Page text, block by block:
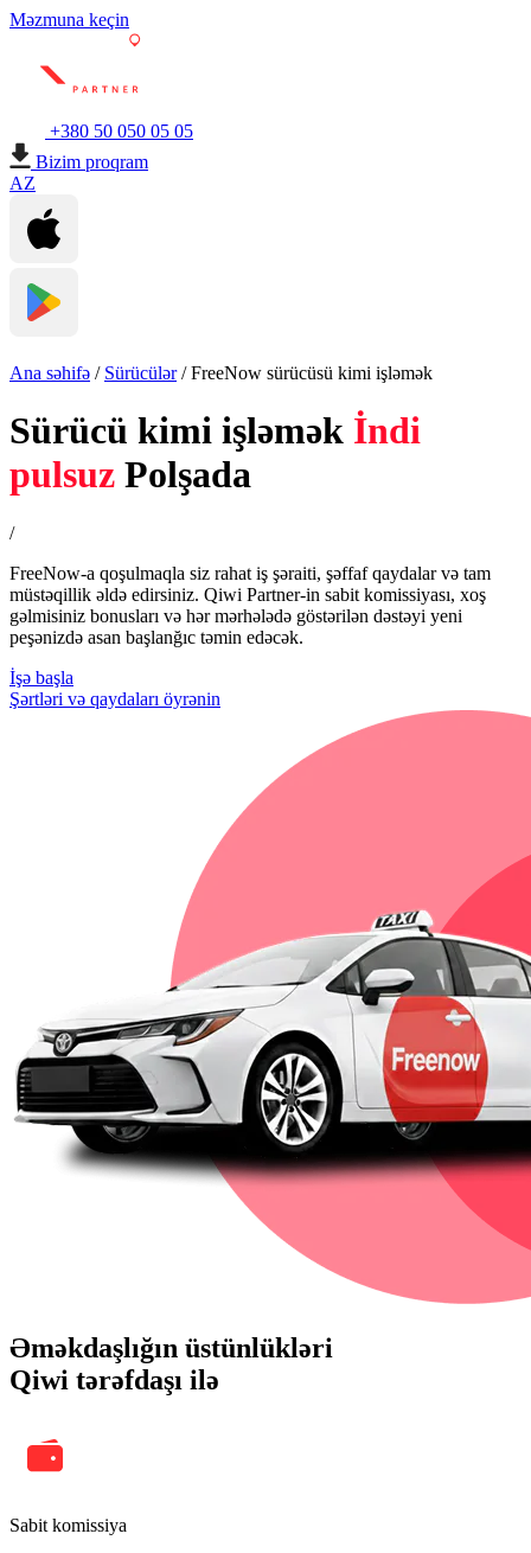
Məzmuna keçin
+380 50 050 05 05
Bizim proqram
AZ
Ana səhifə / Sürücülər/FreeNow sürücüsü kimi işləmək
Sürücü kimi işləmək İndi
pulsuz Polşada
/
FreeNow-a qoşulmaqla siz rahat iş şəraiti, şəffaf qaydalar və tam
müstəqillik əldə edirsiniz. Qiwi Partner-in sabit komissiyası, xoş
gəlmisiniz bonusları və hər mərhələdə göstərilən dəstəyi yeni
peşənizdə asan başlanğıc təmin edəcək.
İşə başla
Şərtləri və qaydaları öyrənin
Əməkdaşlığın üstünlükləri
Qiwi tərəfdaşı ilə
Sabit komissiya